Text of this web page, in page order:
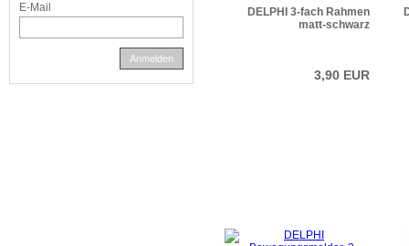
DELPHI 3-fach Rahmen
matt-schwarz
3,90 EUR
E-Mail
Anmelden